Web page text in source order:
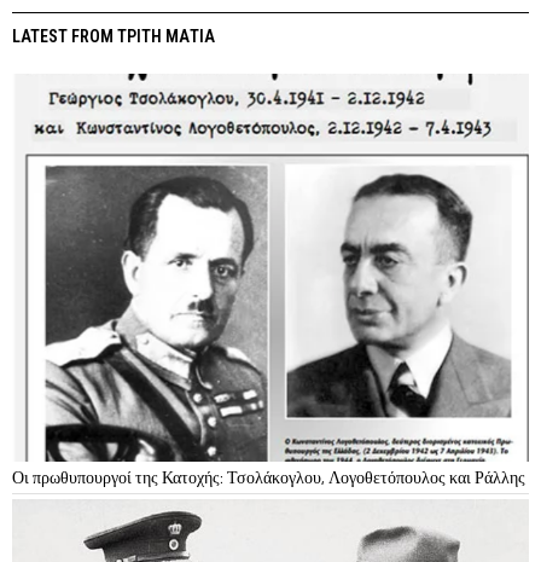
LATEST FROM ΤΡΙΤΗ ΜΑΤΙΑ
Οι πρωθυπουργοί της Κατοχής: Τσολάκογλου, Λογοθετόπουλος και Ράλλης